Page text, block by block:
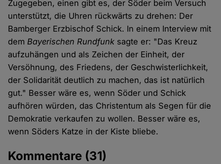
Zugegeben, einen gibt es, der Söder beim Versuch
unterstützt, die Uhren rückwärts zu drehen: Der
Bamberger Erzbischof Schick. In einem Interview mit
demBayerischen Rundfunk sagte er: "Das Kreuz
aufzuhängen und als Zeichen der Einheit, der
Versöhnung, des Friedens, der Geschwisterlichkeit,
der Solidarität deutlich zu machen, das ist natürlich
gut." Besser wäre es, wenn Söder und Schick
aufhören würden, das Christentum als Segen für die
Demokratie verkaufen zu wollen. Besser wäre es,
wenn Söders Katze in der Kiste bliebe.
Kommentare (31)